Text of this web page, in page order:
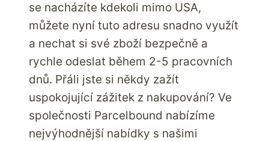
se nacházíte kdekoli mimo USA,
můžete nyní tuto adresu snadno využít
a nechat si své zboží bezpečně a
rychle odeslat během 2-5 pracovních
dnů. Přáli jste si někdy zažít
uspokojující zážitek z nakupování? Ve
společnosti Parcelbound nabízíme
nejvýhodnější nabídky s našimi